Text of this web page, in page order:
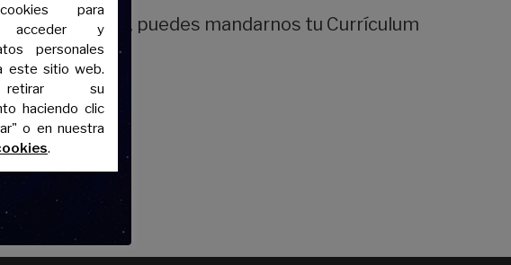
universitario, puedes mandarnos tu Currículum
para
acceder y
personales
este sitio web.
su
haciendo clic
o en nuestra
.